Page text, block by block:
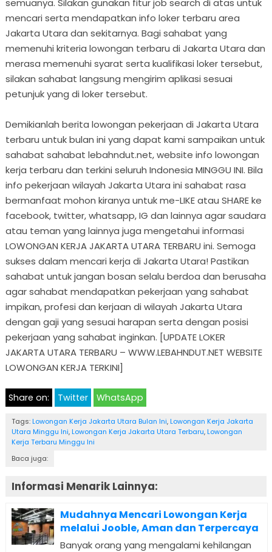
semuanya. Silakan gunakan fitur job search di atas untuk
mencari serta mendapatkan info loker terbaru area
Jakarta Utara dan sekitarnya. Bagi sahabat yang
memenuhi kriteria lowongan terbaru di Jakarta Utara dan
merasa memenuhi syarat serta kualifikasi loker tersebut,
silakan sahabat langsung mengirim aplikasi sesuai
petunjuk yang di loker tersebut.
Demikianlah berita lowongan pekerjaan di Jakarta Utara
terbaru untuk bulan ini yang dapat kami sampaikan untuk
sahabat sahabat lebahndut.net, website info lowongan
kerja terbaru dan terkini seluruh Indonesia MINGGU INI. Bila
info pekerjaan wilayah Jakarta Utara ini sahabat rasa
bermanfaat mohon kiranya untuk me-LIKE atau SHARE ke
facebook, twitter, whatsapp, IG dan lainnya agar saudara
atau teman yang lainnya juga mengetahui informasi
LOWONGAN KERJA JAKARTA UTARA TERBARU ini. Semoga
sukses dalam mencari kerja di Jakarta Utara! Pastikan
sahabat untuk jangan bosan selalu berdoa dan berusaha
agar sahabat mendapatkan pekerjaan yang sahabat
impikan, profesi dan kerjaan di wilayah Jakarta Utara
dengan gaji yang sesuai harapan serta dengan posisi
pekerjaan yang sahabat inginkan. [UPDATE LOKER
JAKARTA UTARA TERBARU – WWW.LEBAHNDUT.NET WEBSITE
LOWONGAN KERJA TERKINI]
Share on: Twitter WhatsApp
Tags: Lowongan Kerja Jakarta Utara Bulan Ini, Lowongan Kerja Jakarta
Utara Minggu Ini, Lowongan Kerja Jakarta Utara Terbaru, Lowongan
Kerja Terbaru Minggu Ini
Baca juga:
Informasi Menarik Lainnya:
Mudahnya Mencari Lowongan Kerja
melalui Jooble, Aman dan Terpercaya
Banyak orang yang mengalami kehilangan